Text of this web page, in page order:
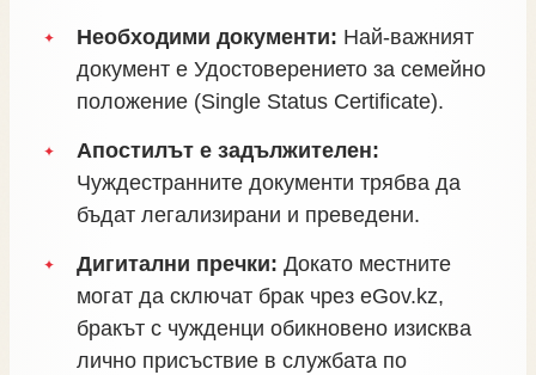
Необходими документи: Най-важният
документ е Удостоверението за семейно
положение (Single Status Certificate).
Апостилът е задължителен:
Чуждестранните документи трябва да
бъдат легализирани и преведени.
Дигитални пречки: Докато местните
могат да сключат брак чрез eGov.kz,
бракът с чужденци обикновено изисква
лично присъствие в службата по